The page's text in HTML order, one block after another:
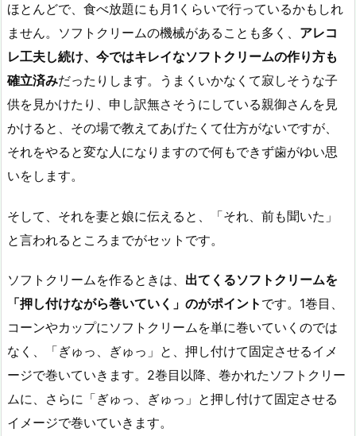
ほとんどで、食べ放題にも月1くらいで行っているかもしれ
ません。ソフトクリームの機械があることも多く、 アレコ
レ工夫し続け、今ではキレイなソフトクリームの作り方も
確立済みだったりします。うまくいかなくて寂しそうな子
供を見かけたり、申し訳無さそうにしている親御さんを見
かけると、その場で教えてあげたくて仕方がないですが、
それをやると変な人になりますので何もできず歯がゆい思
いをします。
そして、それを妻と娘に伝えると、「それ、前も聞いた」
と言われるところまでがセットです。
ソフトクリームを作るときは、 出てくるソフトクリームを
「押し付けながら巻いていく」のがポイント です。1巻目、
コーンやカップにソフトクリームを単に巻いていくのでは
なく、「ぎゅっ、ぎゅっ」と、押し付けて固定させるイメ
ージで巻いていきます。2巻目以降、巻かれたソフトクリー
ムに、さらに「ぎゅっ、ぎゅっ」と押し付けて固定させる
イメージで巻いていきます。